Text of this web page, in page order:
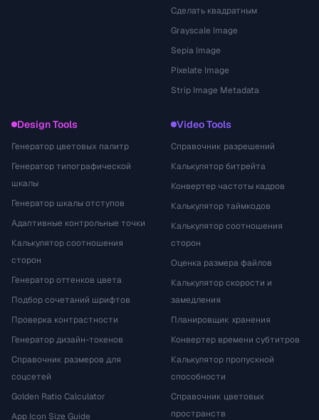
Сделать квадратным
Grayscale Image
Sepia Image
Pixelate Image
Strip Image Metadata
Design Tools
Генератор цветовых палитр
Генератор типографической
шкалы
Генератор шкалы отступов
Адаптивные контрольные точки
Калькулятор соотношения
сторон
Генератор оттенков цвета
Подбор сочетаний шрифтов
Проверка контрастности
Генератор дизайн-токенов
Справочник размеров для
соцсетей
Golden Ratio Calculator
App Icon Size Guide
Video Tools
Справочник разрешений
Калькулятор битрейта
Конвертер частоты кадров
Калькулятор таймкодов
Калькулятор соотношения
сторон
Оценка размера файлов
Калькулятор скорости и
замедления
Планировщик хранения
Конвертер времени субтитров
Калькулятор пропускной
способности
Справочник цветовых
пространств